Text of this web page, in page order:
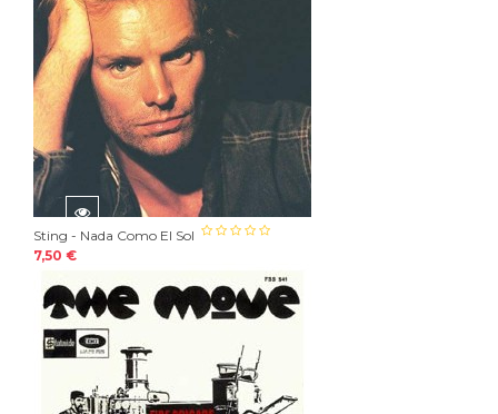
Sting - Nada Como El Sol
7,50 €